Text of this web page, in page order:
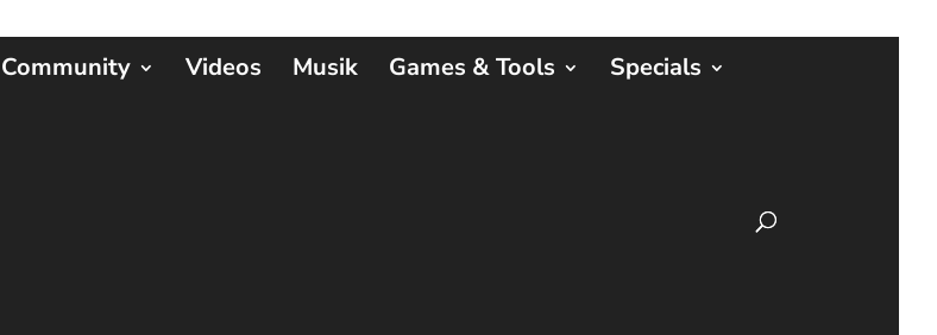
Community Videos Musik Games & Tools Specials